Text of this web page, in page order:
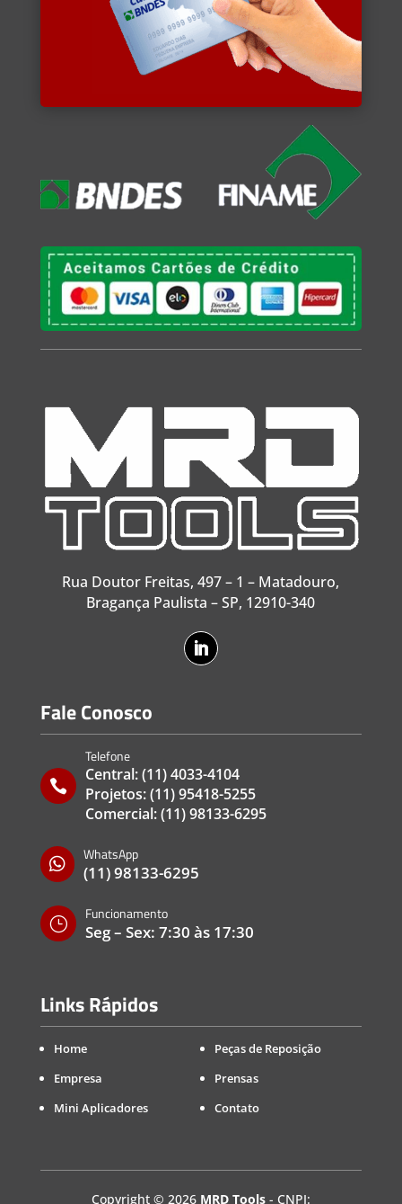
Rua Doutor Freitas, 497 – 1 – Matadouro,
Bragança Paulista – SP, 12910-340
Fale Conosco

Telefone
Central:(11) 4033-4104
Projetos:(11) 95418-5255
Comercial:(11) 98133-6295

WhatsApp
(11) 98133-6295
}
Funcionamento
Seg – Sex: 7:30 às 17:30
Links Rápidos
Home
Empresa
Mini Aplicadores
Peças de Reposição
Prensas
Contato
Copyright © 2026 MRD Tools- CNPJ: